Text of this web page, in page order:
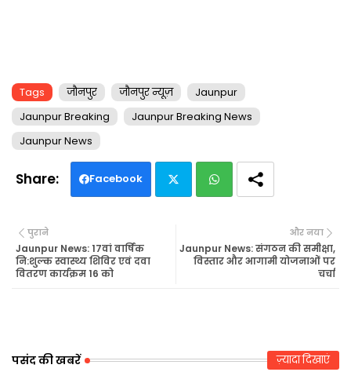
Tags जौनपुर जौनपुर न्यूज़
Jaunpur
Jaunpur Breaking
Jaunpur Breaking News
Jaunpur News
Facebook
ats
और नया
Jaunpur News: संगठन की समीक्षा,
विस्तार और आगामी योजनाओं पर
चर्चा
पुराने
Jaunpur News: 17वां वार्षिक
नि:शुल्क स्वास्थ्य शिविर एवं दवा
वितरण कार्यक्रम 16 को
पसंद की खबरें ज़्यादा दिखाएं